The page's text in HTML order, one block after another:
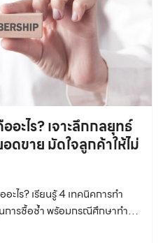
ะไร? เจาะลึกกลยุทธ์
ดขาย มัดใจลูกค้าให้ไม่
ไร? เรียนรู้ 4 เทคนิคการทำ
การซื้อซ้ำ พร้อมกรณีศึกษาทำ